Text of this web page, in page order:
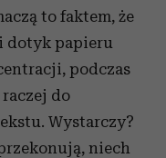
podczas
to faktem, że
dotyk papieru
podczas
do
Wystarczy?
niech